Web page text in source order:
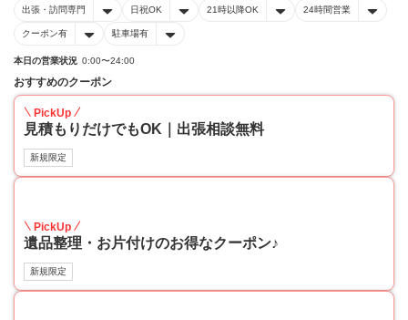
出張・訪問専門 日祝OK 21時以降OK 24時間営業
クーポン有 駐車場有
本日の営業状況 0:00〜24:00
おすすめのクーポン
PickUp
見積もりだけでもOK｜出張相談無料
新規限定
PickUp
遺品整理・お片付けのお得なクーポン♪
新規限定